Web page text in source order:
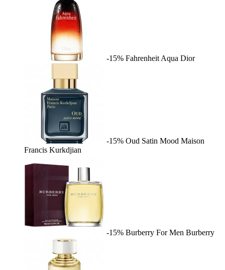
-15% Fahrenheit Aqua Dior
-15% Oud Satin Mood Maison
Francis Kurkdjian
-15% Burberry For Men Burberry